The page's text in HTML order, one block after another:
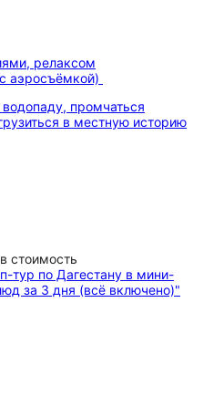
релаксом
аэросъёмкой)
промчаться
в местную историю
стоимость